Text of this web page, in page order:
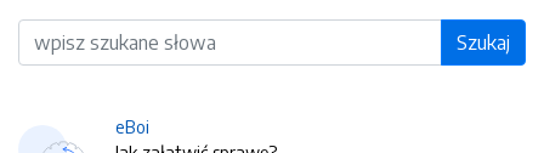
Wyszukiwarka Szukaj
eBoi